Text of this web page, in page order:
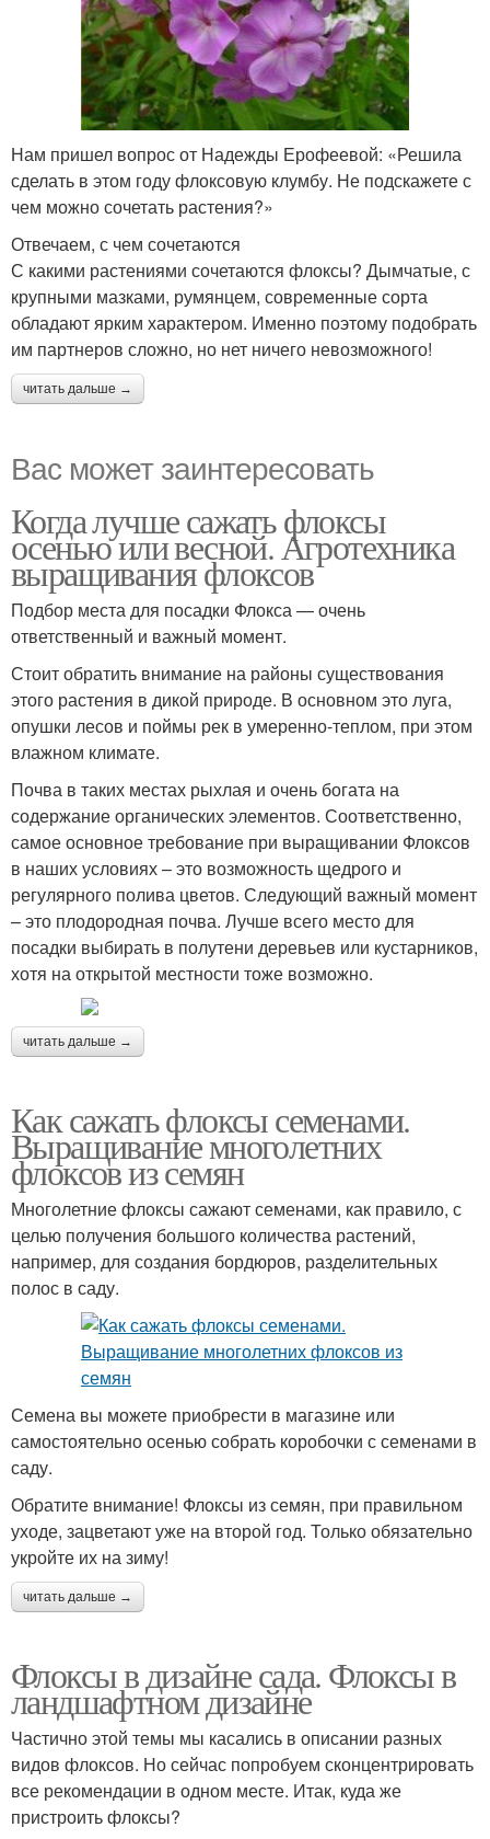
Нам пришел вопрос от Надежды Ерофеевой: «Решила
сделать в этом году флоксовую клумбу. Не подскажете с
чем можно сочетать растения?»
Отвечаем, с чем сочетаются
С какими растениями сочетаются флоксы? Дымчатые, с
крупными мазками, румянцем, современные сорта
обладают ярким характером. Именно поэтому подобрать
им партнеров сложно, но нет ничего невозможного!
читать дальше →
Вас может заинтересовать
Когда лучше сажать флоксы
осенью или весной. Агротехника
выращивания флоксов
Подбор места для посадки Флокса — очень
ответственный и важный момент.
Стоит обратить внимание на районы существования
этого растения в дикой природе. В основном это луга,
опушки лесов и поймы рек в умеренно-теплом, при этом
влажном климате.
Почва в таких местах рыхлая и очень богата на
содержание органических элементов. Соответственно,
самое основное требование при выращивании Флоксов
в наших условиях – это возможность щедрого и
регулярного полива цветов. Следующий важный момент
– это плодородная почва. Лучше всего место для
посадки выбирать в полутени деревьев или кустарников,
хотя на открытой местности тоже возможно.
читать дальше →
Как сажать флоксы семенами.
Выращивание многолетних
флоксов из семян
Многолетние флоксы сажают семенами, как правило, с
целью получения большого количества растений,
например, для создания бордюров, разделительных
полос в саду.
Семена вы можете приобрести в магазине или
самостоятельно осенью собрать коробочки с семенами в
саду.
Обратите внимание! Флоксы из семян, при правильном
уходе, зацветают уже на второй год. Только обязательно
укройте их на зиму!
читать дальше →
Флоксы в дизайне сада. Флоксы в
ландшафтном дизайне
Частично этой темы мы касались в описании разных
видов флоксов. Но сейчас попробуем сконцентрировать
все рекомендации в одном месте. Итак, куда же
пристроить флоксы?